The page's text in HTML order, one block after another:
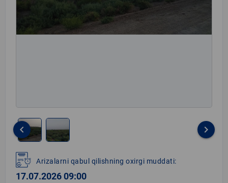
1
of
2
keyboard_arrow_left keyboard_arrow_right
Arizalarni qabul qilishning oxirgi muddati:
17.07.2026 09:00